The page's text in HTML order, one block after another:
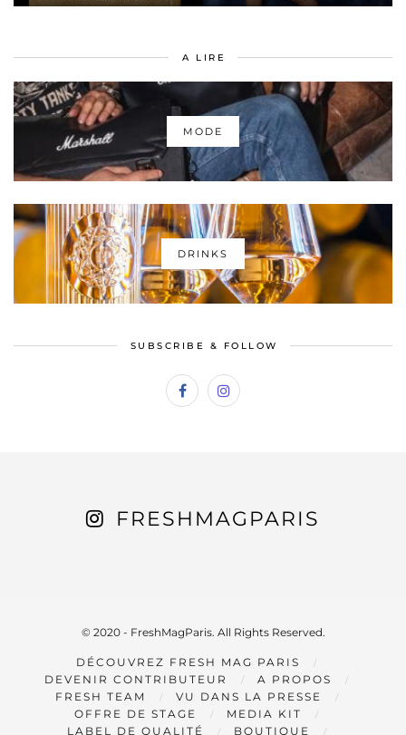
A LIRE
MODE
DRINKS
SUBSCRIBE & FOLLOW
FRESHMAGPARIS
© 2020 - FreshMagParis. All Rights Reserved.
DÉCOUVREZ FRESH MAG PARIS
DEVENIR CONTRIBUTEUR
A PROPOS
FRESH TEAM
VU DANS LA PRESSE
OFFRE DE STAGE
MEDIA KIT
LABEL DE QUALITÉ
BOUTIQUE